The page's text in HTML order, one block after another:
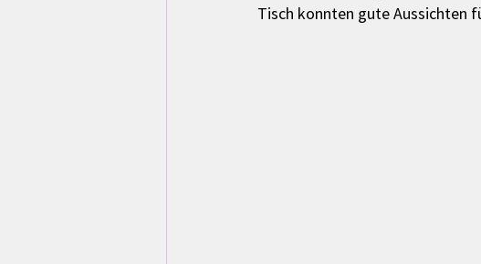
Tisch konnten gute Aussichten